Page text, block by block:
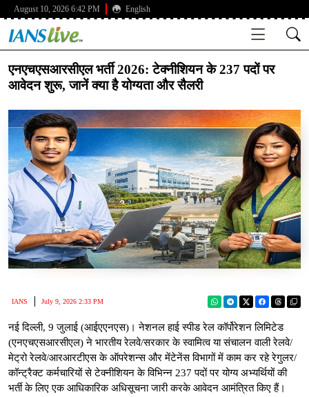
August 10, 2026 6:42 PM English
एनएचएसआरसीएल भर्ती 2026: टेक्नीशियन के 237 पदों पर
आवेदन शुरू, जानें क्या है योग्यता और सैलरी
IANS July 9, 2026 2:33 PM
नई दिल्ली, 9 जुलाई (आईएएनएस)। नेशनल हाई स्पीड रेल कॉर्पोरेशन लिमिटेड
(एनएचएसआरसीएल) ने भारतीय रेलवे/सरकार के स्वामित्व या संचालन वाली रेलवे/
मेट्रो रेलवे/आरआरटीएस के ऑपरेशन्स और मेंटेनेंस विभागों में काम कर रहे रेगुलर/
कॉन्ट्रैक्ट कर्मचारियों से टेक्नीशियन के विभिन्न 237 पदों पर योग्य अभ्यर्थियों की
भर्ती के लिए एक आधिकारिक अधिसूचना जारी करके आवेदन आमंत्रित किए हैं।